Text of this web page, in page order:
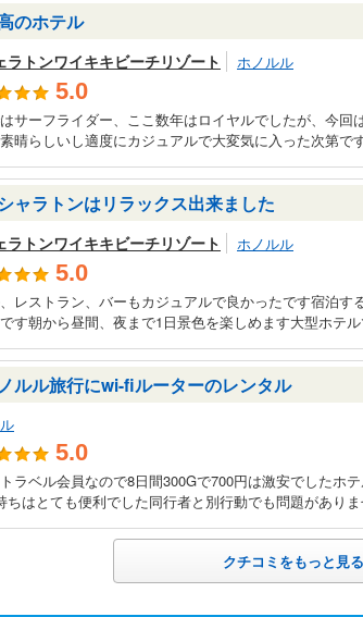
のホテル
ラトンワイキキビーチリゾート ホノルル
5.0
サーフライダー、ここ数年はロイヤルでしたが、今回
晴らしいし適度にカジュアルで大変気に入った次第で
ャラトンはリラックス出来ました
ラトンワイキキビーチリゾート ホノルル
5.0
レストラン、バーもカジュアルで良かったです宿泊す
す朝から昼間、夜まで1日景色を楽しめます大型ホテ
ルル旅行にwi-fiルーターのレンタル
5.0
ラベル会員なので8日間300Gで700円は激安でしたホ
ちはとても便利でした同行者と別行動でも問題があり
クチコミをもっと見る